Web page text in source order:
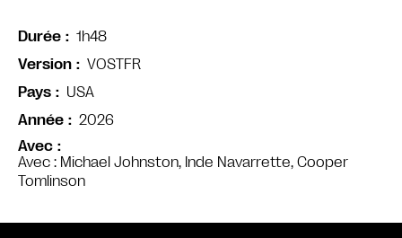
Avec
Avec : Michael Johnston, Inde Navarrette, Cooper
Tomlinson
Durée
1h48
Version
VOSTFR
Pays
USA
Année
2026